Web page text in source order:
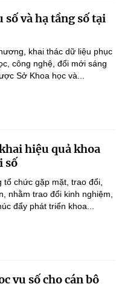
và hạ tầng số tại
khai thác dữ liệu phục
công nghệ, đổi mới sáng
Sở Khoa học và...
hiệu quả khoa
số
tổ chức gặp mặt, trao đổi,
nhằm trao đổi kinh nghiệm,
đẩy phát triển khoa...
vụ số cho cán bộ